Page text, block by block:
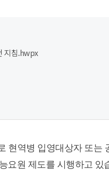
지침.hwpx
현역병 입영대상자 또
요원 제도를 시행하고 있